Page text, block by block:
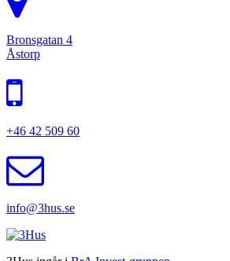
Bronsgatan 4
Åstorp
+46 42 509 60
info@3hus.se